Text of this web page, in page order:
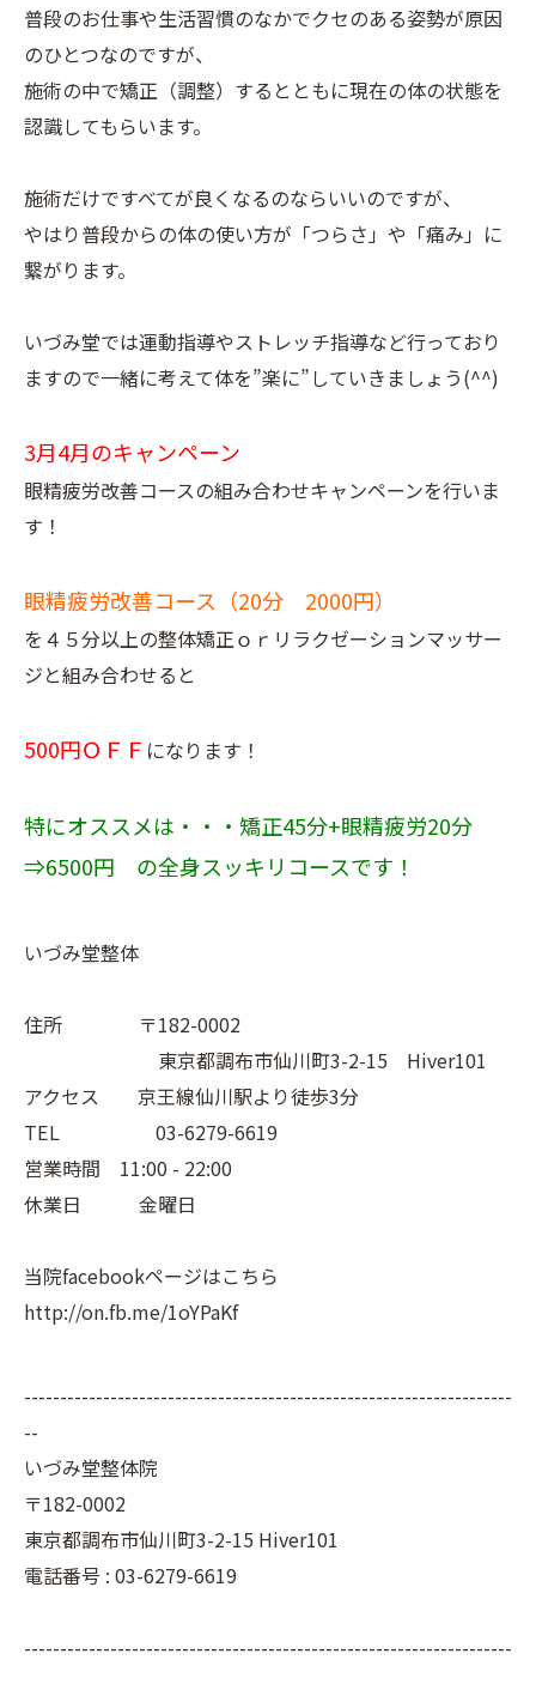
普段のお仕事や生活習慣のなかでクセのある姿勢が原因
のひとつなのですが、
施術の中で矯正（調整）するとともに現在の体の状態を
認識してもらいます。
施術だけですべてが良くなるのならいいのですが、
やはり普段からの体の使い方が「つらさ」や「痛み」に
繋がります。
いづみ堂では運動指導やストレッチ指導など行っており
ますので一緒に考えて体を”楽に”していきましょう(^^)
3月4月のキャンペーン
眼精疲労改善コースの組み合わせキャンペーンを行いま
す！
眼精疲労改善コース（20分 2000円）
を４５分以上の整体矯正ｏｒリラクゼーションマッサー
ジと組み合わせると
500円ＯＦＦ になります！
特にオススメは・・・矯正45分+眼精疲労20分
⇒6500円 の全身スッキリコースです！
いづみ堂整体
住所 〒182-0002
東京都調布市仙川町3-2-15 Hiver101
アクセス 京王線仙川駅より徒歩3分
TEL 03-6279-6619
営業時間 11:00 - 22:00
休業日 金曜日
当院facebookページはこちら
http://on.fb.me/1oYPaKf
--------------------------------------------------------------------
--
いづみ堂整体院
〒182-0002
東京都調布市仙川町3-2-15 Hiver101
電話番号 : 03-6279-6619
--------------------------------------------------------------------